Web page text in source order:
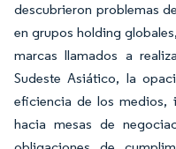
descubrieron problemas
en grupos holding
marcas llamados a
Sudeste Asiático, la
eficiencia de los medios,
hacia mesas de